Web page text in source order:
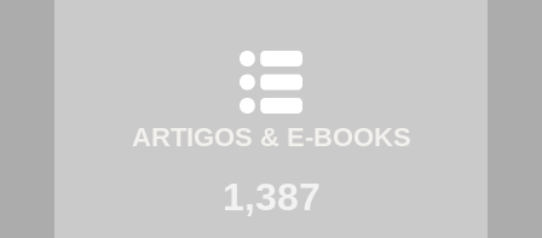
ARTIGOS & E-BOOKS
1,387